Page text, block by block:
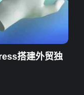
搭建外贸独